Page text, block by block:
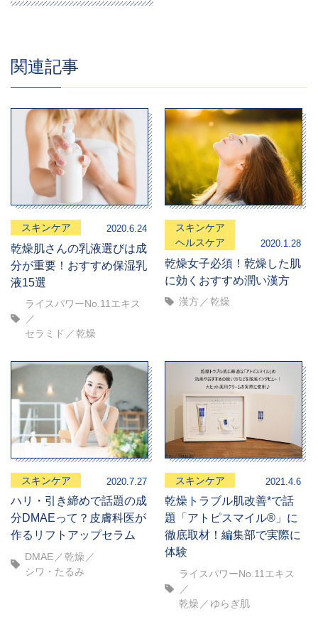
関連記事
スキンケア 2020.6.24
乾燥肌さんの乳液選びは成
分が重要！おすすめ保湿乳
液15選
ライスパワーNo.11エキス
セラミド 乾燥
スキンケア
ヘルスケア
2020.1.28
乾燥女子必須！乾燥した肌
に効くおすすめ潤い漢方
漢方 乾燥
スキンケア 2020.7.27
ハリ・引き締めで話題の成
分DMAEって？皮膚科医が
作るリフトアップセラム
DMAE
乾燥
シワ・たるみ
スキンケア 2021.4.6
乾燥トラブル肌改善*で話
題「アトピスマイル®」に
徹底取材！編集部で実際に
体験
ライスパワーNo.11エキス
乾燥 ゆらぎ肌